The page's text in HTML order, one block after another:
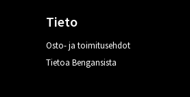
Tieto
Osto- ja toimitusehdot
Tietoa Bengansista